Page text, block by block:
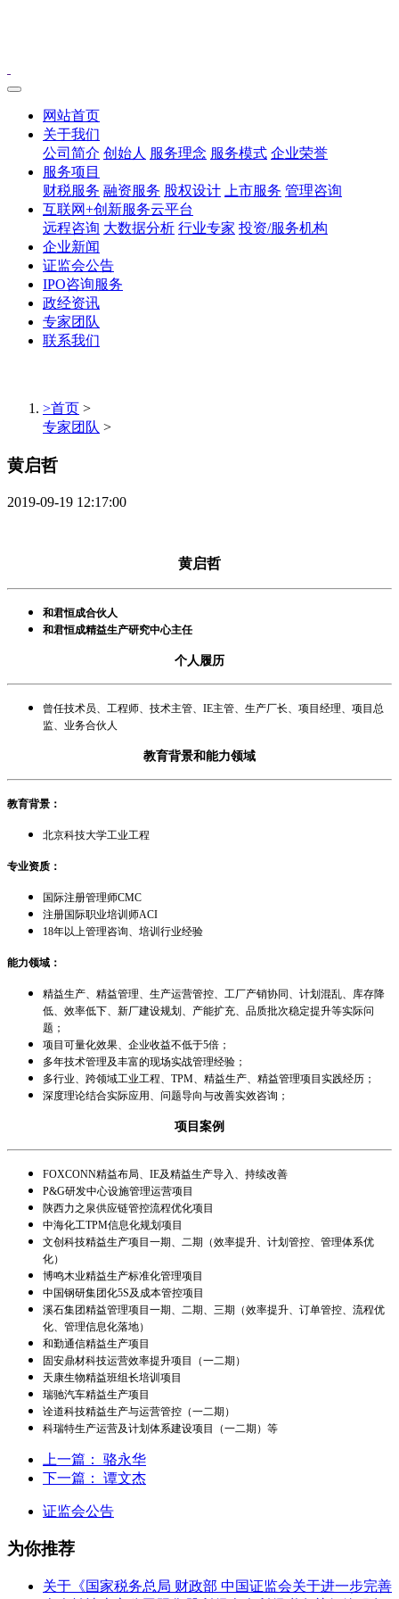
网站首页
关于我们
公司简介 创始人 服务理念 服务模式 企业荣誉
服务项目
财税服务 融资服务 股权设计 上市服务 管理咨询
互联网+创新服务云平台
远程咨询 大数据分析 行业专家 投资/服务机构
企业新闻
证监会公告
IPO咨询服务
政经资讯
专家团队
联系我们
>首页 >
专家团队 >
黄启哲
2019-09-19 12:17:00
黄启哲
和君恒成合伙人
和君恒成精益生产研究中心主任
个人履历
曾任技术员、工程师、技术主管、IE主管、生产厂长、项目经理、项目总
监、业务合伙人
教育背景和能力领域
教育背景：
北京科技大学工业工程
专业资质：
国际注册管理师CMC
注册国际职业培训师ACI
18年以上管理咨询、培训行业经验
能力领域：
精益生产、精益管理、生产运营管控、工厂产销协同、计划混乱、库存降
低、效率低下、新厂建设规划、产能扩充、品质批次稳定提升等实际问
题；
项目可量化效果、企业收益不低于5倍；
多年技术管理及丰富的现场实战管理经验；
多行业、跨领域工业工程、TPM、精益生产、精益管理项目实践经历；
深度理论结合实际应用、问题导向与改善实效咨询；
项目案例
FOXCONN精益布局、IE及精益生产导入、持续改善
P&G研发中心设施管理运营项目
陕西力之泉供应链管控流程优化项目
中海化工TPM信息化规划项目
文创科技精益生产项目一期、二期（效率提升、计划管控、管理体系优
化）
博鸣木业精益生产标准化管理项目
中国钢研集团化5S及成本管控项目
溪石集团精益管理项目一期、二期、三期（效率提升、订单管控、流程优
化、管理信息化落地）
和勤通信精益生产项目
固安鼎材科技运营效率提升项目（一二期）
天康生物精益班组长培训项目
瑞驰汽车精益生产项目
诠道科技精益生产与运营管控（一二期）
科瑞特生产运营及计划体系建设项目（一二期）等
上一篇： 骆永华
下一篇： 谭文杰
证监会公告
为你推荐
关于《国家税务总局 财政部 中国证监会关于进一步完善